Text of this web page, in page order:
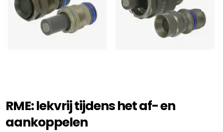
RME: lekvrij tijdens het af- en
aankoppelen